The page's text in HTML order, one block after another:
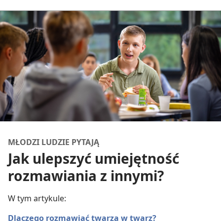
MŁODZI LUDZIE PYTAJĄ
Jak ulepszyć umiejętność
rozmawiania z innymi?
W tym artykule:
Dlaczego rozmawiać twarzą w twarz?